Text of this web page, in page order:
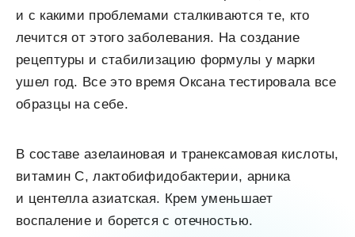
и с какими проблемами сталкиваются те, кто
лечится от этого заболевания. На создание
рецептуры и стабилизацию формулы у марки
ушел год. Все это время Оксана тестировала все
образцы на себе.
В составе азелаиновая и транексамовая кислоты,
витамин С, лактобифидобактерии, арника
и центелла азиатская. Крем уменьшает
воспаление и борется с отечностью.